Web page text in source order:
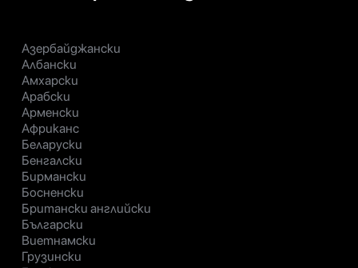
Азербайджански
Албански
Амхарски
Арабски
Арменски
Африканс
Беларуски
Бенгалски
Бирмански
Босненски
Британски английски
Български
Виетнамски
Грузински